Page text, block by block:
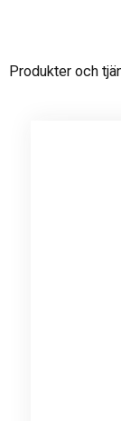
Produkter och